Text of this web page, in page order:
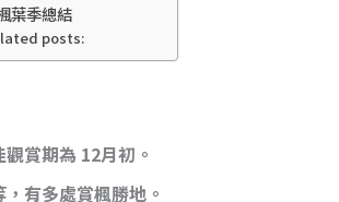
葉季總結
posts:
觀賞期為 12月初 。
有多處賞楓勝地。